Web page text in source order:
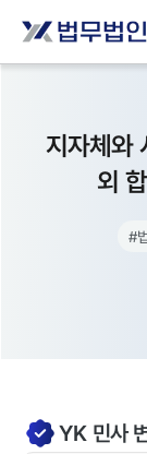
지자체와
외
#
YK 민사